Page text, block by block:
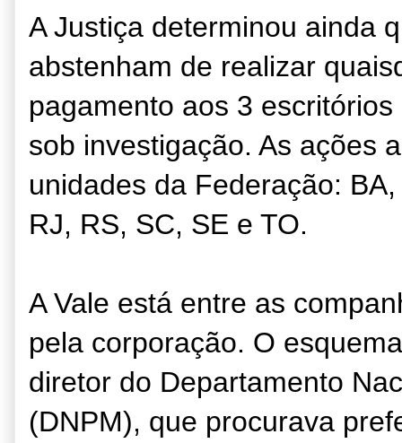
A Justiça determinou ainda
abstenham de realizar
pagamento aos 3
sob investigação. As ações
unidades da Federação:
RJ, RS, SC, SE e TO.
A Vale está entre as
pela corporação. O
diretor do Departamento
(DNPM), que procurava